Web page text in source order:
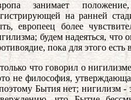
занимает
на ранней
европеец более
будем надеяться, что
пока для этого есть
что говорил о
не философия,
Бытия нет; нигилизм -